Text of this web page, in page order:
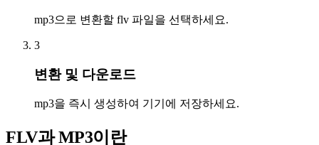
mp3으로 변환할 flv 파일을 선택하세요.
3
변환 및 다운로드
mp3을 즉시 생성하여 기기에 저장하세요.
FLV과 MP3이란